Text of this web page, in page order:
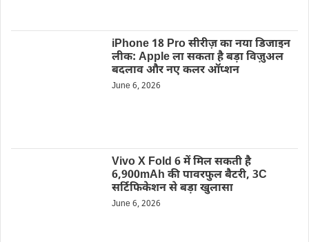
iPhone 18 Pro सीरीज़ का नया डिजाइन
लीक: Apple ला सकता है बड़ा विज़ुअल
बदलाव और नए कलर ऑप्शन
June 6, 2026
Vivo X Fold 6 में मिल सकती है
6,900mAh की पावरफुल बैटरी, 3C
सर्टिफिकेशन से बड़ा खुलासा
June 6, 2026